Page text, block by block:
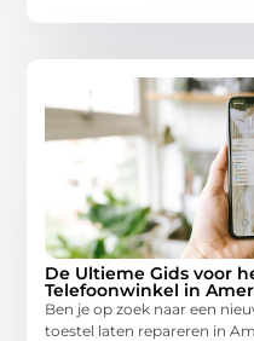
De Ultieme Gids voor
Telefoonwinkel in
Ben je op zoek naar een
toestel laten repareren in